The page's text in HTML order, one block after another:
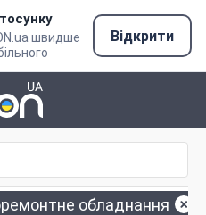
швидше
Відкрити
обладнання